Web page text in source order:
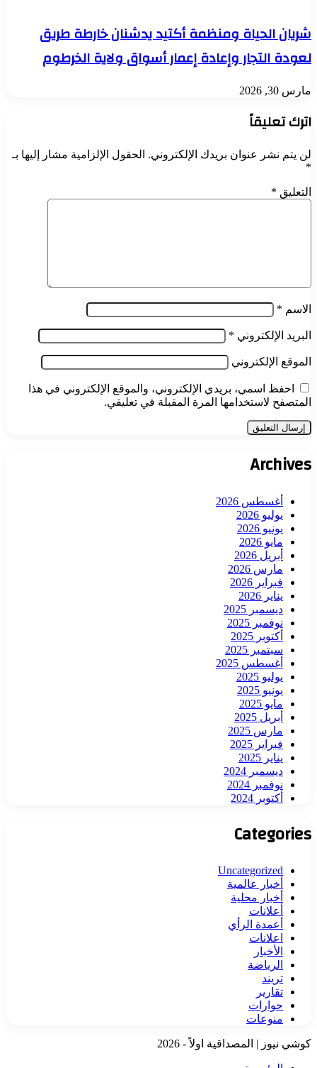
شريان الحياة ومنظمة أكتيد يدشنان خارطة طريق
لعودة التجار وإعادة إعمار أسواق ولاية الخرطوم
مارس 30, 2026
اترك تعليقاً
لن يتم نشر عنوان بريدك الإلكتروني. الحقول الإلزامية مشار إليها بـ
*
التعليق *
الاسم *
البريد الإلكتروني *
الموقع الإلكتروني
احفظ اسمي، بريدي الإلكتروني، والموقع الإلكتروني في هذا
المتصفح لاستخدامها المرة المقبلة في تعليقي.
Archives
أغسطس 2026
يوليو 2026
يونيو 2026
مايو 2026
أبريل 2026
مارس 2026
فبراير 2026
يناير 2026
ديسمبر 2025
نوفمبر 2025
أكتوبر 2025
سبتمبر 2025
أغسطس 2025
يوليو 2025
يونيو 2025
مايو 2025
أبريل 2025
مارس 2025
فبراير 2025
يناير 2025
ديسمبر 2024
نوفمبر 2024
أكتوبر 2024
Categories
Uncategorized
أخبار عالمية
أخبار محلية
أعلانات
أعمدة الرأي
اعلانات
الأخبار
الرياضة
تريند
تقارير
حوارات
منوعات
كوشي نيوز | المصداقية اولاً - 2026